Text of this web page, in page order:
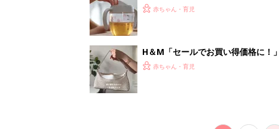
く3つのコツとは？【専門家監修】
赤ちゃん・育児
H＆М「セールでお買い得価格に！
赤ちゃん・育児